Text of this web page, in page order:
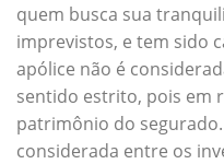
quem busca sua
imprevistos, e tem sido
apólice não é
sentido estrito, pois em
patrimônio do
considerada entre os